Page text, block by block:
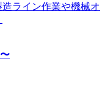
造ライン作業や機械オ